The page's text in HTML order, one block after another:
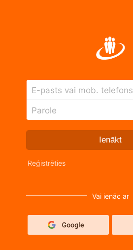
E-pasts vai mob. telefons
Parole
Ienākt
Reģistrēties
Vai ienāc ar